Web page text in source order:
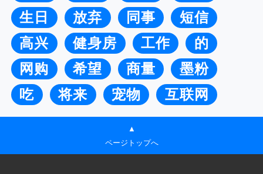
生日
放弃 同事
短信
高兴
健身房 工作
的
网购
希望 商量
墨粉
吃
将来 宠物 互联网
▲
ページトップへ